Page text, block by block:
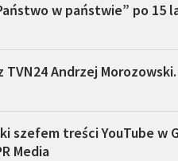
w państwie” po 15
Andrzej Morozowski.
szefem treści YouTube w
Media